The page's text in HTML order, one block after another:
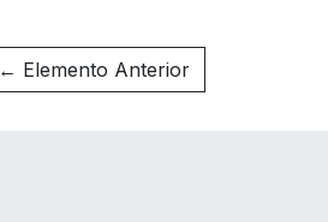
← Elemento Anterior